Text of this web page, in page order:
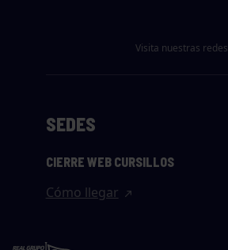
Visita nuestras redes
SEDES
CIERRE WEB CURSILLOS
Cómo llegar